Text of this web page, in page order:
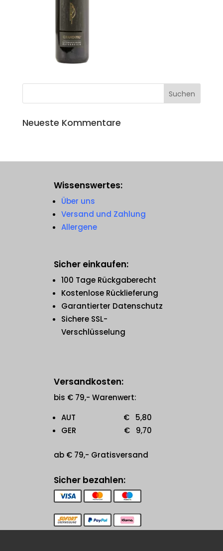
Neueste Kommentare
Wissenswertes:
Über uns
Versand und Zahlung
Allergene
Sicher einkaufen:
100 Tage Rückgaberecht
Kostenlose Rücklieferung
Garantierter Datenschutz
Sichere SSL-
Verschlüsselung
Versandkosten:
bis € 79,- Warenwert:
AUT € 5,80
GER € 9,70
ab € 79,- Gratisversand
Sicher bezahlen: